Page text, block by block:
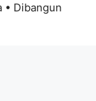
• Dibangun